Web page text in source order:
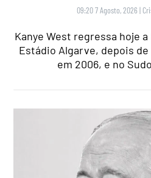
09:20 7 Agosto, 2026 |
Kanye West regressa hoje
Estádio Algarve, depois
em 2006, e no